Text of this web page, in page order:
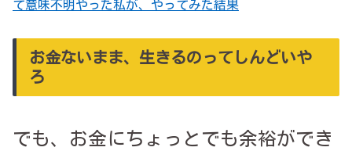
て意味不明やった私が、やってみた結果
お金ないまま、生きるのってしんどいや
ろ
でも、お金にちょっとでも余裕ができ